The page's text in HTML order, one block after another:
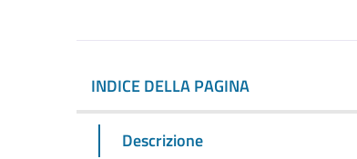
INDICE DELLA PAGINA
Descrizione